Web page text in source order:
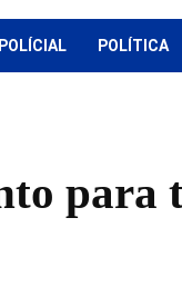
POLÍCIAL POLÍTICA